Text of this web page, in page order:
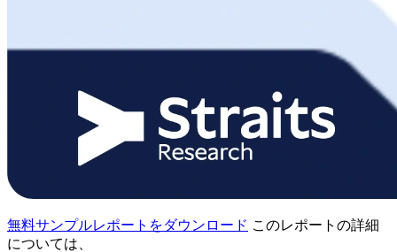
無料サンプルレポートをダウンロード このレポートの詳細
については、